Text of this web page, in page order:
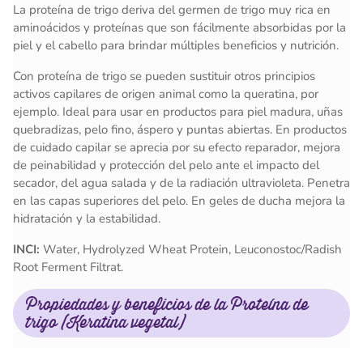
La proteína de trigo deriva del germen de trigo muy rica en
aminoácidos y proteínas que son fácilmente absorbidas por la
piel y el cabello para brindar múltiples beneficios y nutrición.
Con proteína de trigo se pueden sustituir otros principios
activos capilares de origen animal como la queratina, por
ejemplo. Ideal para usar en productos para piel madura, uñas
quebradizas, pelo fino, áspero y puntas abiertas. En productos
de cuidado capilar se aprecia por su efecto reparador, mejora
de peinabilidad y protección del pelo ante el impacto del
secador, del agua salada y de la radiación ultravioleta. Penetra
en las capas superiores del pelo. En geles de ducha mejora la
hidratación y la estabilidad.
INCI: Water, Hydrolyzed Wheat Protein, Leuconostoc/Radish
Root Ferment Filtrat.
Propiedades y beneficios de la Proteína de
trigo (Keratina vegetal)